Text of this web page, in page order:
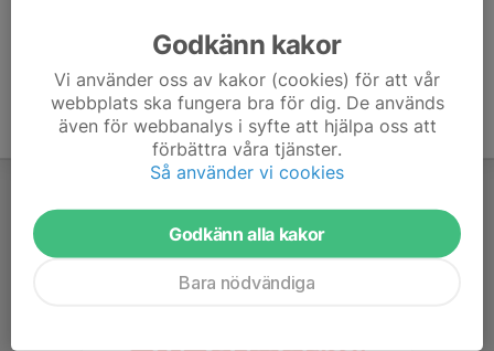
Godkänn kakor
Vi använder oss av kakor (cookies) för att vår
webbplats ska fungera bra för dig. De används
även för webbanalys i syfte att hjälpa oss att
förbättra våra tjänster.
Så använder vi cookies
Godkänn alla kakor
Bara nödvändiga